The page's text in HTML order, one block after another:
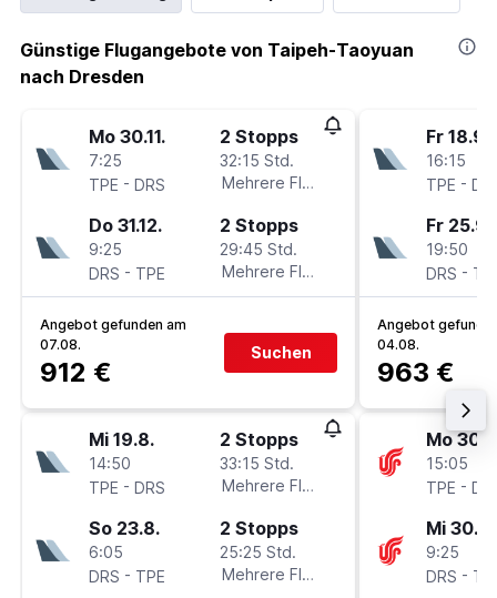
Günstige Flugangebote von Taipeh-Taoyuan
nach Dresden
Mo 30.11.
7:25
TPE - DRS
2 Stopps
32:15 Std.
Mehrere Fluglinien
Do 31.12.
9:25
DRS - TPE
2 Stopps
29:45 Std.
Mehrere Fluglinien
Angebot gefunden am
07.08.
912 €
Suchen
Mi 19.8.
14:50
TPE - DRS
2 Stopps
33:15 Std.
Mehrere Fluglinien
So 23.8.
6:05
DRS - TPE
2 Stopps
25:25 Std.
Mehrere Fluglinien
Fr 18.9.
16:15
TPE -
Fr 25.9.
19:50
DRS -
Angebot
04.08.
963 €
Mo
15:05
TPE -
Mi
9:25
DRS -